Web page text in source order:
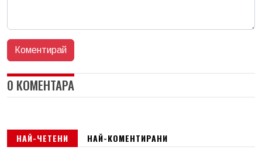
0 КОМЕНТАРА
НАЙ-ЧЕТЕНИ НАЙ-КОМЕНТИРАНИ